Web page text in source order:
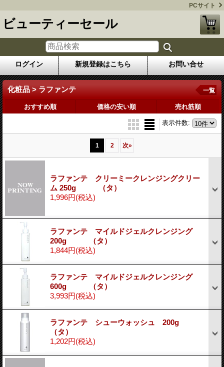
PCサイト
ビューティーセール
ログイン 新規登録はこちら お問い合せ
化粧品 > ラファンテ 一覧
おすすめ順 価格の安い順 売れ筋順
表示件数:
1 2 次»
ラファンテ クリーミークレンジングクリー
ム 250g （タ）
1,996円(税込)
ラファンテ マイルドジェルクレンジング
200g （タ）
1,844円(税込)
ラファンテ マイルドジェルクレンジング
600g （タ）
3,993円(税込)
ラファンテ シューウォッシュ 200g
（タ）
1,202円(税込)